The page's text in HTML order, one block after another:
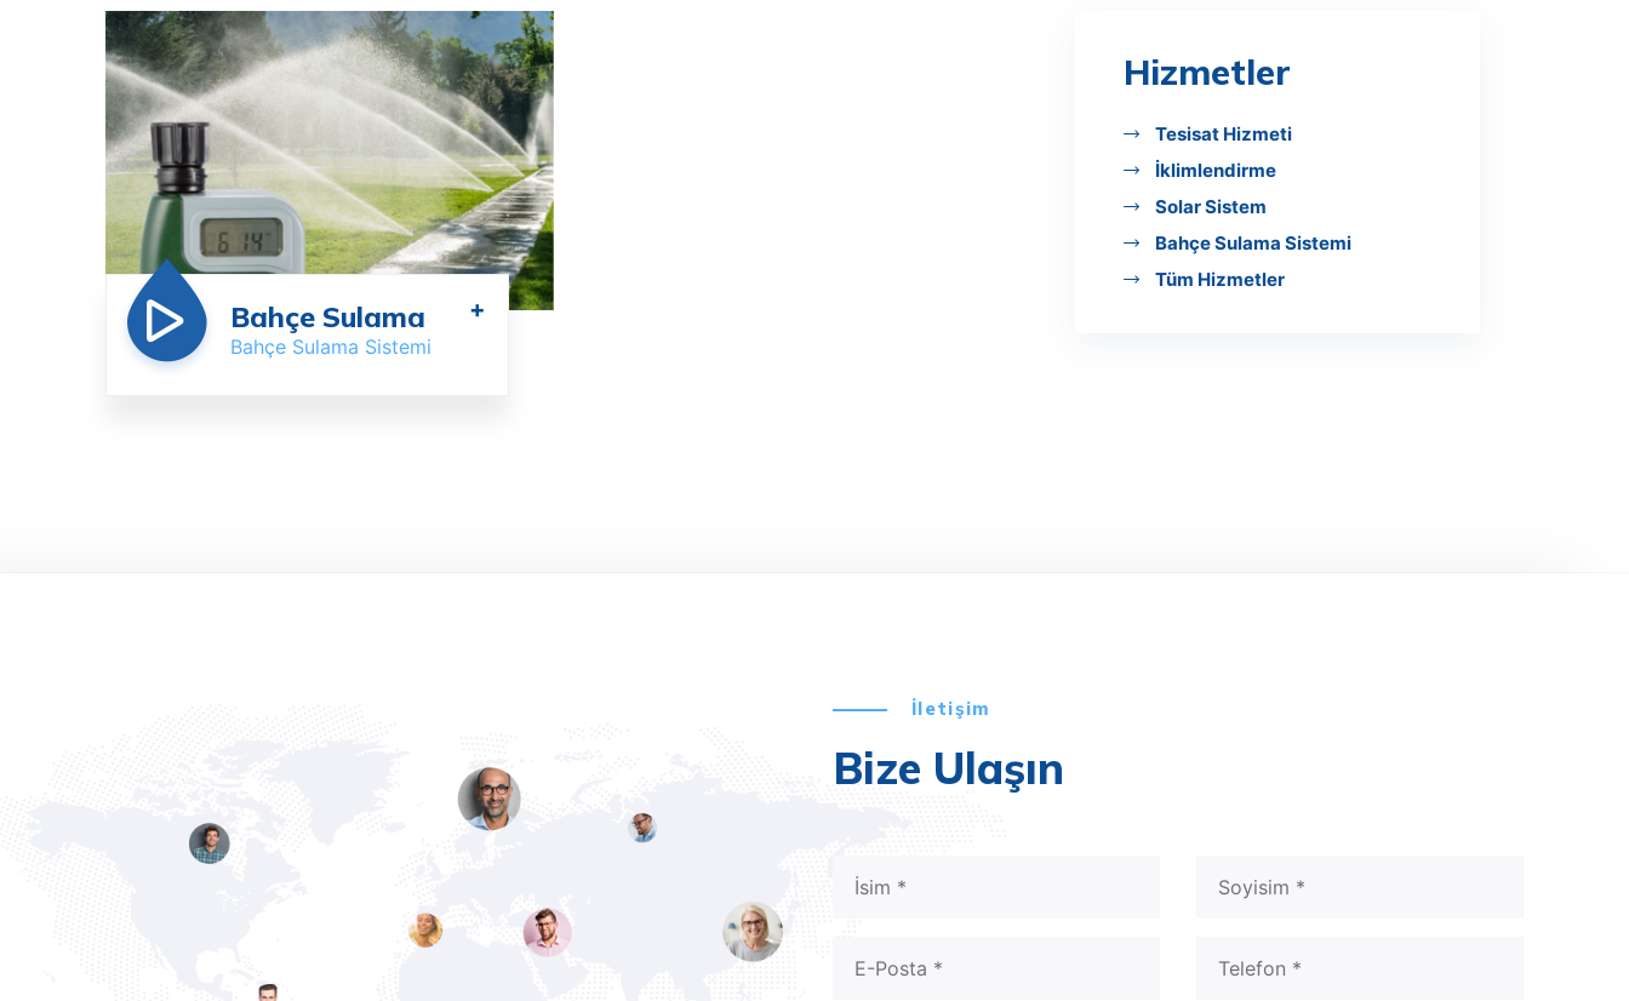
Bahçe Sulama
Bahçe Sulama Sistemi
+
Hizmetler
Tesisat Hizmeti
İklimlendirme
Solar Sistem
Bahçe Sulama Sistemi
Tüm Hizmetler
İletişim
Bize Ulaşın